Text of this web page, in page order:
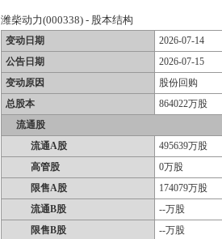
潍柴动力(000338) - 股本结构
变动日期
2026-07-14
公告日期
2026-07-15
变动原因
股份回购
总股本
864022万股
流通股
流通A股
495639万股
高管股
0万股
限售A股
174079万股
流通B股
--万股
限售B股
--万股